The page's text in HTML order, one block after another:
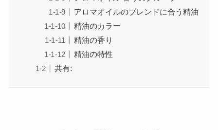
アロマオイルのブレンドに合う精油
精油のカラー
精油の香り
精油の特性
共有: